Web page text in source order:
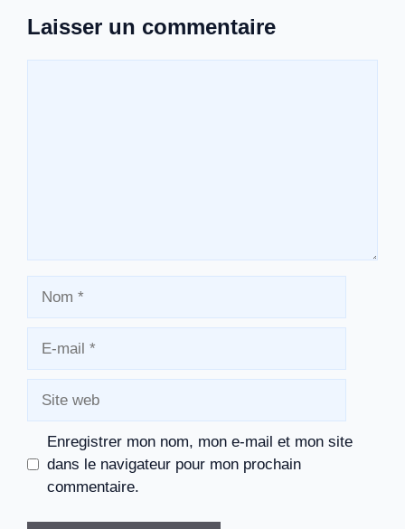
Laisser un commentaire
Enregistrer mon nom, mon e-mail et mon site
dans le navigateur pour mon prochain
commentaire.